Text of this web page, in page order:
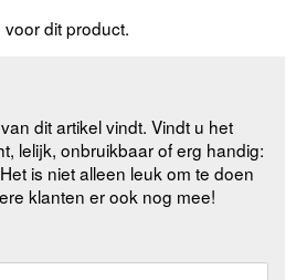
dit product.
dit artikel vindt. Vindt u het
lelijk, onbruikbaar of erg handig:
is niet alleen leuk om te doen
klanten er ook nog mee!